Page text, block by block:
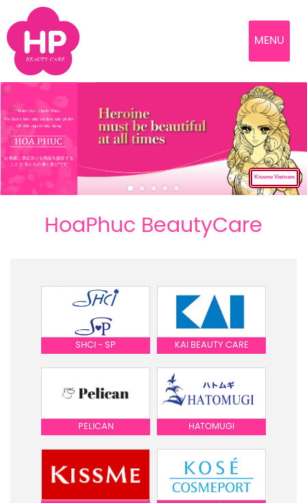
MENU
Niềm Vui - Hạnh Phúc
Khi được làm việc và đưa sản phẩm
tốt đến người tiêu dùng
お客様に満足頂ける商品を提供する
ことが 私たちの働く喜びです
Kissme Vietnam
HoaPhuc BeautyCare
SHCI - SP KAI BEAUTY CARE
PELICAN HATOMUGI